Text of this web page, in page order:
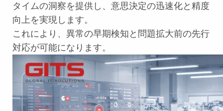
タイムの洞察を提供し、意思決定の迅速化と精度
向上を実現します。
これにより、異常の早期検知と問題拡大前の先行
対応が可能になります。